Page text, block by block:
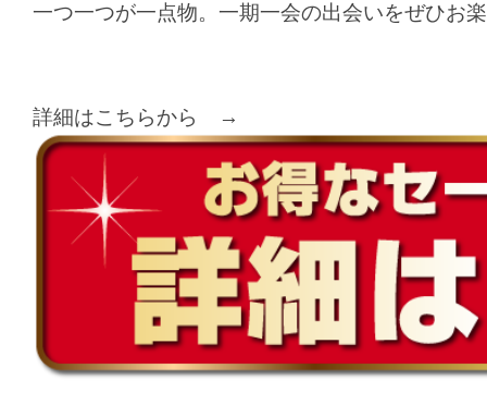
一つ一つが一点物。一期一会の出会いをぜひお
詳細はこちらから →